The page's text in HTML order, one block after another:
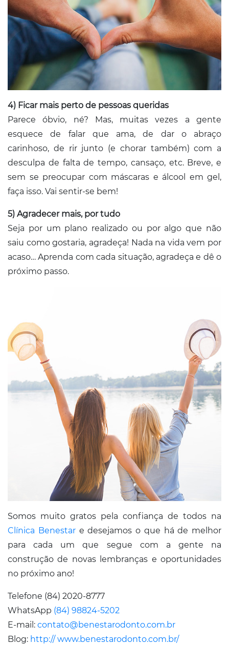
4) Ficar mais perto de pessoas queridas
Parece óbvio, né? Mas, muitas vezes a gente
esquece de falar que ama, de dar o abraço
carinhoso, de rir junto (e chorar também) com a
desculpa de falta de tempo, cansaço, etc. Breve, e
sem se preocupar com máscaras e álcool em gel,
faça isso. Vai sentir-se bem!
5) Agradecer mais, por tudo
Seja por um plano realizado ou por algo que não
saiu como gostaria, agradeça! Nada na vida vem por
acaso… Aprenda com cada situação, agradeça e dê o
próximo passo.
Somos muito gratos pela confiança de todos na
Clínica Benestare desejamos o que há de melhor
para cada um que segue com a gente na
construção de novas lembranças e oportunidades
no próximo ano!
Telefone (84) 2020-8777
WhatsApp (84) 98824-5202
E-mail: contato@benestarodonto.com.br
Blog: http:// www.benestarodonto.com.br/